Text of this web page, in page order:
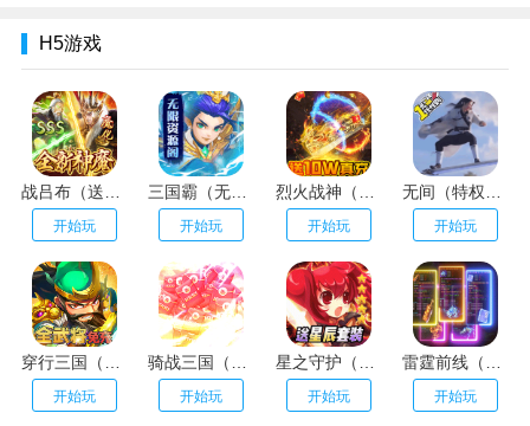
H5游戏
开始玩 开始玩 开始玩 开始玩
穿行三国（全武将免充）
开始玩
骑战三国（GM刷充金手指）
开始玩
星之守护（神龙送万充）
开始玩
雷霆前线（送传世100万充）
开始玩